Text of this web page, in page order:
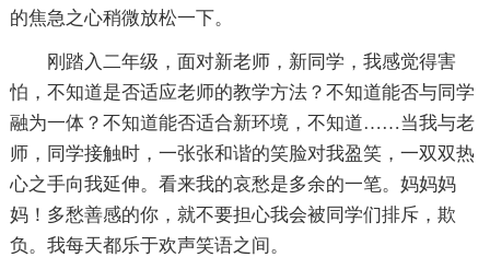
的焦急之心稍微放松一下。
刚踏入二年级，面对新老师，新同学，我感觉得害
怕，不知道是否适应老师的教学方法？不知道能否与同学
融为一体？不知道能否适合新环境，不知道……当我与老
师，同学接触时，一张张和谐的笑脸对我盈笑，一双双热
心之手向我延伸。看来我的哀愁是多余的一笔。妈妈妈
妈！多愁善感的你，就不要担心我会被同学们排斥，欺
负。我每天都乐于欢声笑语之间。